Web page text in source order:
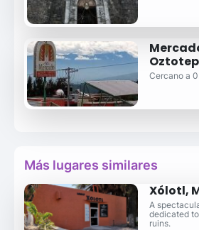
Cercano a
Más lugares similares
Xólotl,
A
dedicated
ruins.